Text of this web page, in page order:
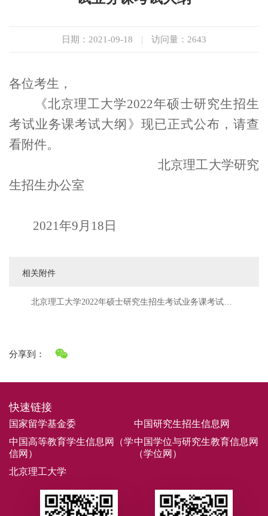
日期：2021-09-18 | 访问量： 2643
各位考生，
《北京理工大学2022年硕士研究生招生
考试业务课考试大纲》现已正式公布，请查
看附件。
北京理工大学研究
生招生办公室
2021年9 月 18 日
相关附件
北京理工大学2022年硕士研究生招生考试业务课考试大
分享到：
快速链接
国家留学基金委
中国研究生招生信息网
中国高等教育学生信息网（学
信网）
中国学位与研究生教育信息网
（学位网）
北京理工大学